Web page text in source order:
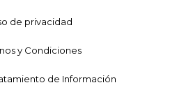
de privacidad
y Condiciones
de Información